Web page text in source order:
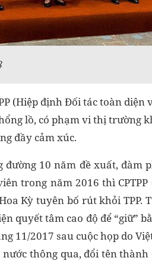
(Hiệp định Đối tác toàn diện
lồ, có phạm vi thị trường
đầy cảm xúc.
đường 10 năm đề xuất, đàm
trong năm 2016 thì
Kỳ tuyên bố rút khỏi TPP.
quyết tâm cao độ để “giữ”
11/2017 sau cuộc họp do
thông qua, đổi tên thành